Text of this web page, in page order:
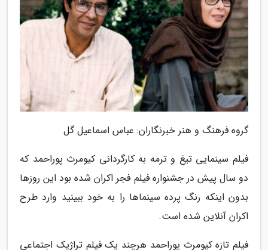
گروه فرهنگ و هنر خبرنگاران: عباس اسماعیل گل
فیلم سینمایی تیغ و ترمه به کارگردانی کیومرث پوراحمد که
دو سال پیش در جشنواره فیلم فجر اکران شده بود این روزها
بدون اینکه رنگ پرده سینماها را به خود ببینید وارد طرح
اکران آنلاین شده است.
فیلم تازه کیومرث پوراحمد هرچند یک فیلم تراژیک اجتماعی